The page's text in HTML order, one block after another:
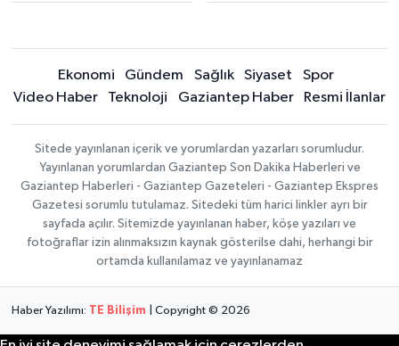
Ekonomi Gündem Sağlık Siyaset
Spor
Video Haber
Teknoloji Gaziantep Haber Resmi İlanlar
Sitede yayınlanan içerik ve yorumlardan yazarları sorumludur.
Yayınlanan yorumlardan Gaziantep Son Dakika Haberleri ve
Gaziantep Haberleri - Gaziantep Gazeteleri - Gaziantep Ekspres
Gazetesi sorumlu tutulamaz. Sitedeki tüm harici linkler ayrı bir
sayfada açılır. Sitemizde yayınlanan haber, köşe yazıları ve
fotoğraflar izin alınmaksızın kaynak gösterilse dahi, herhangi bir
ortamda kullanılamaz ve yayınlanamaz
Haber Yazılımı: TE Bilişim | Copyright © 2026